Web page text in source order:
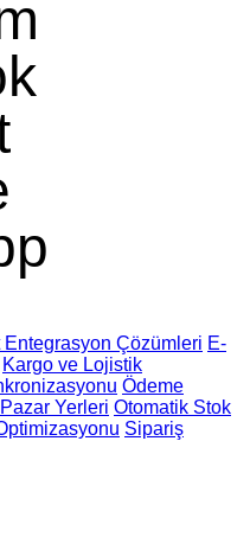
Entegrasyon Çözümleri E-
Kargo ve Lojistik
Ödeme
Yerleri Otomatik Stok
Sipariş